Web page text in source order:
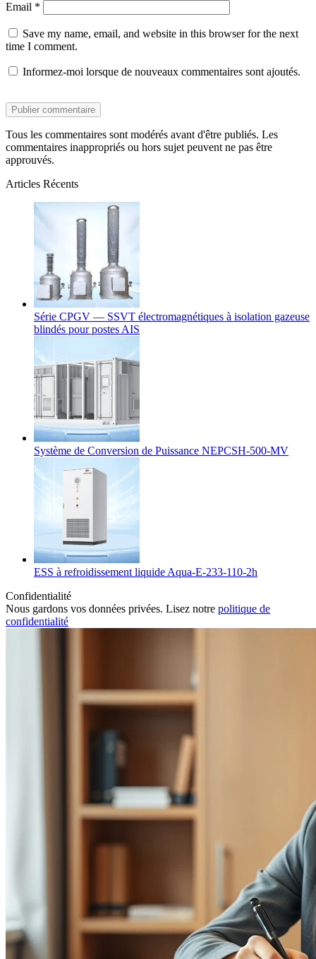
Email *
Save my name, email, and website in this browser for the next
time I comment.
Informez-moi lorsque de nouveaux commentaires sont ajoutés.
Tous les commentaires sont modérés avant d'être publiés. Les
commentaires inappropriés ou hors sujet peuvent ne pas être
approuvés.
Articles Récents
Série CPGV — SSVT électromagnétiques à isolation gazeuse
blindés pour postes AIS
Système de Conversion de Puissance NEPCSH-500-MV
ESS à refroidissement liquide Aqua-E-233-110-2h
Confidentialité
Nous gardons vos données privées. Lisez notre politique de
confidentialité